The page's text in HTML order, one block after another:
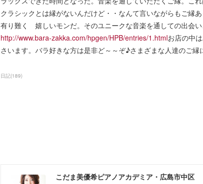
クラシックとは縁がないんだけど・・なんて言いながらもご縁
有り難く 嬉しいモンだ。そのユニークな音楽を通しての出会
http://www.bara-zakka.com/hpgen/HPB/entries/1.htmlお店の中
さいます。バラ好きな方は是非ど～～ぞ♪さまざまな人達のご
日記(189)
こだま美優希ピアノアカデミア・広島市中区